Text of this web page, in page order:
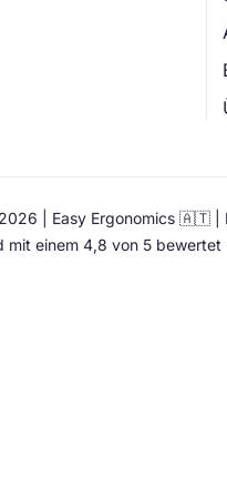
| Easy Ergonomics 🇦🇹 |
mit einem 4,8 von 5